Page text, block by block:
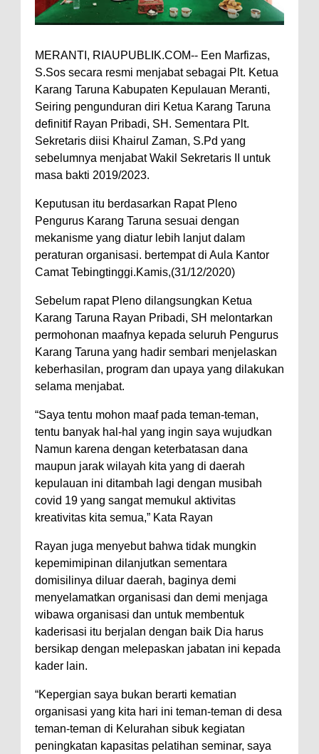
MERANTI, RIAUPUBLIK.COM-- Een Marfizas,
S.Sos secara resmi menjabat sebagai Plt. Ketua
Karang Taruna Kabupaten Kepulauan Meranti,
Seiring pengunduran diri Ketua Karang Taruna
definitif Rayan Pribadi, SH. Sementara Plt.
Sekretaris diisi Khairul Zaman, S.Pd yang
sebelumnya menjabat Wakil Sekretaris II untuk
masa bakti 2019/2023.
Keputusan itu berdasarkan Rapat Pleno
Pengurus Karang Taruna sesuai dengan
mekanisme yang diatur lebih lanjut dalam
peraturan organisasi. bertempat di Aula Kantor
Camat Tebingtinggi.Kamis,(31/12/2020)
Sebelum rapat Pleno dilangsungkan Ketua
Karang Taruna Rayan Pribadi, SH melontarkan
permohonan maafnya kepada seluruh Pengurus
Karang Taruna yang hadir sembari menjelaskan
keberhasilan, program dan upaya yang dilakukan
selama menjabat.
“Saya tentu mohon maaf pada teman-teman,
tentu banyak hal-hal yang ingin saya wujudkan
Namun karena dengan keterbatasan dana
maupun jarak wilayah kita yang di daerah
kepulauan ini ditambah lagi dengan musibah
covid 19 yang sangat memukul aktivitas
kreativitas kita semua,” Kata Rayan
Rayan juga menyebut bahwa tidak mungkin
kepemimipinan dilanjutkan sementara
domisilinya diluar daerah, baginya demi
menyelamatkan organisasi dan demi menjaga
wibawa organisasi dan untuk membentuk
kaderisasi itu berjalan dengan baik Dia harus
bersikap dengan melepaskan jabatan ini kepada
kader lain.
“Kepergian saya bukan berarti kematian
organisasi yang kita hari ini teman-teman di desa
teman-teman di Kelurahan sibuk kegiatan
peningkatan kapasitas pelatihan seminar, saya